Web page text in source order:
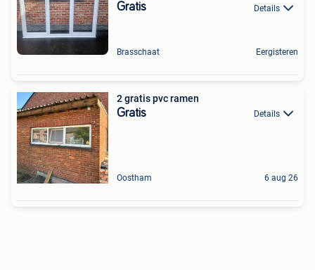
Gratis Details
Brasschaat Eergisteren
2 gratis pvc ramen
Gratis Details
Oostham 6 aug 26